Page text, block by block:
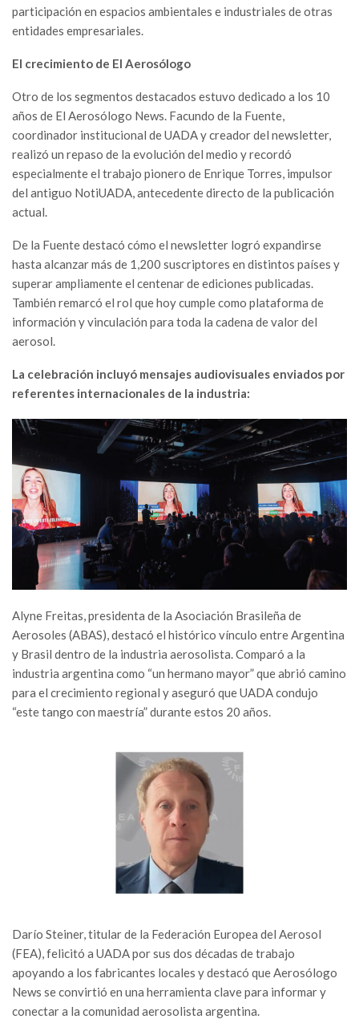
participación en espacios ambientales e industriales de otras
entidades empresariales.
El crecimiento de El Aerosólogo
Otro de los segmentos destacados estuvo dedicado a los 10
años de El Aerosólogo News. Facundo de la Fuente,
coordinador institucional de UADA y creador del newsletter,
realizó un repaso de la evolución del medio y recordó
especialmente el trabajo pionero de Enrique Torres, impulsor
del antiguo NotiUADA, antecedente directo de la publicación
actual.
De la Fuente destacó cómo el newsletter logró expandirse
hasta alcanzar más de 1,200 suscriptores en distintos países y
superar ampliamente el centenar de ediciones publicadas.
También remarcó el rol que hoy cumple como plataforma de
información y vinculación para toda la cadena de valor del
aerosol.
La celebración incluyó mensajes audiovisuales enviados por
referentes internacionales de la industria:
Alyne Freitas, presidenta de la Asociación Brasileña de
Aerosoles (ABAS), destacó el histórico vínculo entre Argentina
y Brasil dentro de la industria aerosolista. Comparó a la
industria argentina como “un hermano mayor” que abrió camino
para el crecimiento regional y aseguró que UADA condujo
“este tango con maestría” durante estos 20 años.
Darío Steiner, titular de la Federación Europea del Aerosol
(FEA), felicitó a UADA por sus dos décadas de trabajo
apoyando a los fabricantes locales y destacó que Aerosólogo
News se convirtió en una herramienta clave para informar y
conectar a la comunidad aerosolista argentina.